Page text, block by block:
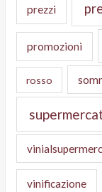
prezzi
promozioni
rosso
vinificazione